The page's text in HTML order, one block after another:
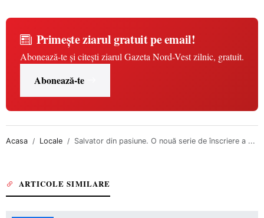
Primește ziarul gratuit pe email!
Abonează-te și citești ziarul Gazeta Nord-Vest zilnic, gratuit.
Abonează-te
Acasa Locale Salvator din pasiune. O nouă serie de înscriere a ...
ARTICOLE SIMILARE